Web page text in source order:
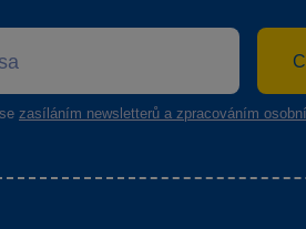
zasíláním newsletterů a zpracováním